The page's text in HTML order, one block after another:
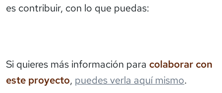
es contribuir, con lo que puedas:
Si quieres más información para colaborar con
este proyecto, puedes verla aquí mismo.